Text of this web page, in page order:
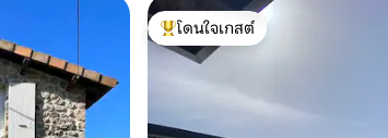
โดนใจเกสต์ที่สุด
โดนใจเกสต์